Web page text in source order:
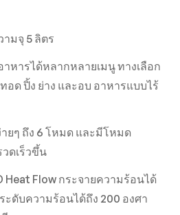
มจุ 5 ลิตร
าหารได้หลากหลายเมนู ทางเลือก
ด ปิ้ง ย่าง และอบ อาหารแบบไร้
ยๆ ถึง 6 โหมด และมีโหมด
ดเร็วขึ้น
Heat Flow กระจายความร้อนได้
ะดับความร้อนได้ถึง 200 องศา